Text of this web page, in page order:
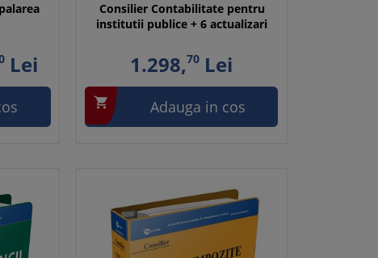
Lei
Consilier Contabilitate pentru
institutii publice + 6 actualizari
1.298,70 Lei
 Adauga in cos